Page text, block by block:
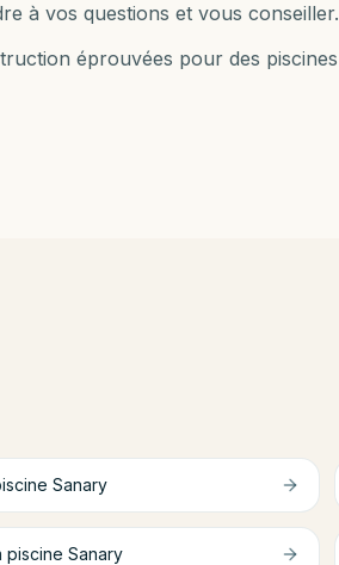
à vos questions et vous conseiller.
éprouvées pour des piscines
Sanary
piscine Sanary